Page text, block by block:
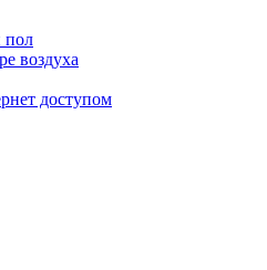
пол
воздуха
доступом